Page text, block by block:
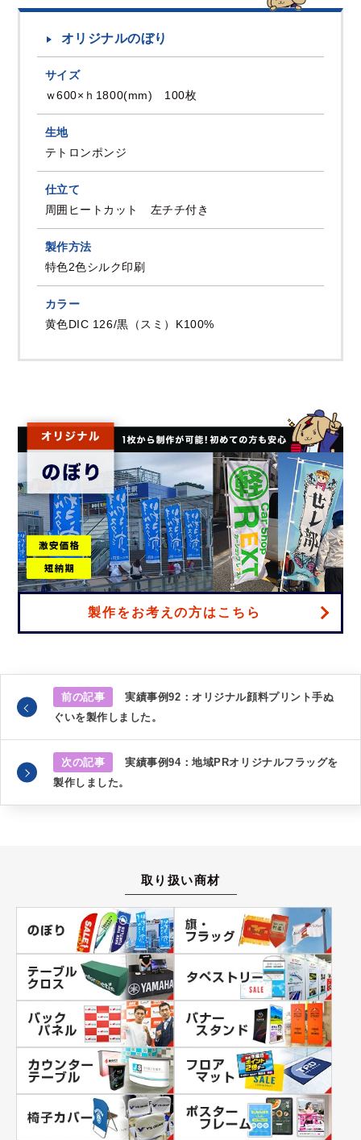
オリジナルのぼり
サイズ
ｗ600×ｈ1800(mm) 100枚
生地
テトロンポンジ
仕立て
周囲ヒートカット 左チチ付き
製作方法
特色2色シルク印刷
カラー
黄色DIC 126/黒（スミ）K100%
製作をお考えの方はこちら
前の記事
実績事例92：オリジナル顔料プリント手ぬ
ぐいを製作しました。
次の記事
実績事例94：地域PRオリジナルフラッグを
製作しました。
取り扱い商材